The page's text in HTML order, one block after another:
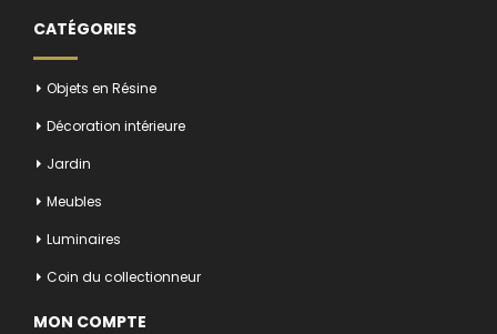
CATÉGORIES
Objets en Résine
Décoration intérieure
Jardin
Meubles
Luminaires
Coin du collectionneur
MON COMPTE